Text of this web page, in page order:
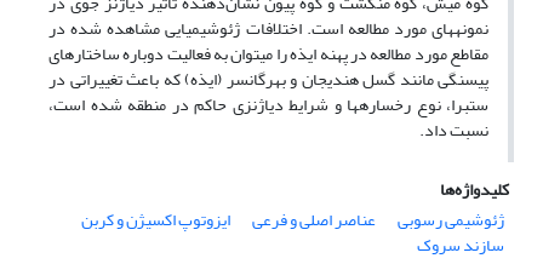
نمونه‎های مورد مطالعه است. اختلافات ژئوشیمیایی مشاهده شده در
مقاطع مورد مطالعه در پهنه ایذه را می‎توان به فعالیت دوباره ساختارهای
پی‎سنگی مانند گسل هندیجان و بهرگانسر (ایذه) که باعث تغییراتی در
ستبرا، نوع رخساره‎ها و شرایط دیاژنزی حاکم در منطقه شده است،
نسبت داد.
کلیدواژه‌ها
ژئوشیمی رسوبی
عناصر اصلی و فرعی ایزوتوپ اکسیژن و کربن
سازند سروک